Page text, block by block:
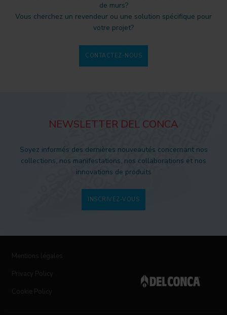
de murs?
Vous cherchez un revendeur ou une solution spécifique pour
votre projet?
CONTACTEZ-NOUS
NEWSLETTER DEL CONCA
Soyez informés des dernières nouveautés concernant nos
collections, nos manifestations, nos collaborations et nos
innovations de produits
INSCRIVEZ-VOUS
Mentions légales
Privacy Policy
Cookie Policy